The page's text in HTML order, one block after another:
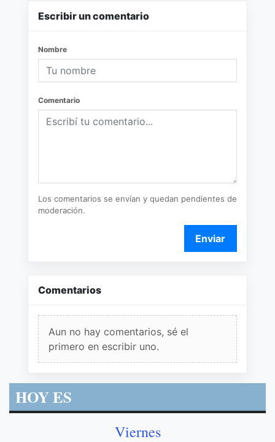
Escribir un comentario
Nombre
Comentario
Los comentarios se envían y quedan pendientes de
moderación.
Enviar
Comentarios
Aun no hay comentarios, sé el
primero en escribir uno.
HOY ES
Viernes